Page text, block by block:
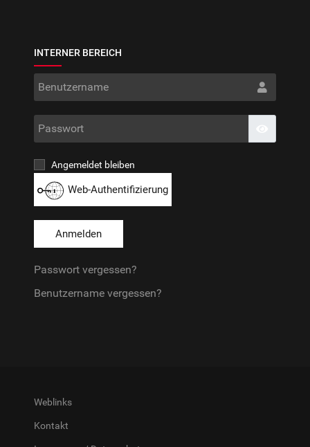
INTERNER BEREICH
Angemeldet bleiben
Web-Authentifizierung
Anmelden
Passwort vergessen?
Benutzername vergessen?
Weblinks
Kontakt